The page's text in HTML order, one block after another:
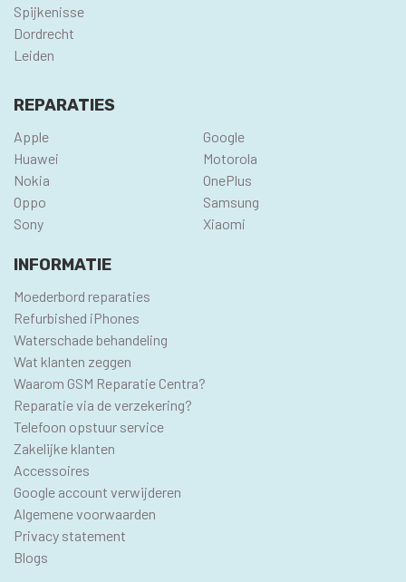
Spijkenisse
Dordrecht
Leiden
REPARATIES
Apple
Google
Huawei
Motorola
Nokia
OnePlus
Oppo
Samsung
Sony
Xiaomi
INFORMATIE
Moederbord reparaties
Refurbished iPhones
Waterschade behandeling
Wat klanten zeggen
Waarom GSM Reparatie Centra?
Reparatie via de verzekering?
Telefoon opstuur service
Zakelijke klanten
Accessoires
Google account verwijderen
Algemene voorwaarden
Privacy statement
Blogs